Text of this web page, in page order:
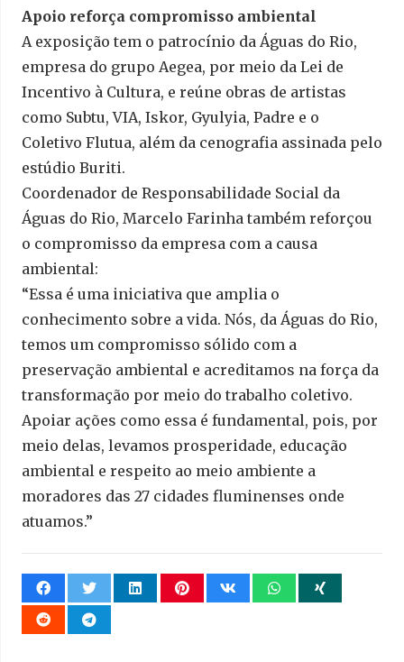
Apoio reforça compromisso ambiental
A exposição tem o patrocínio da Águas do Rio,
empresa do grupo Aegea, por meio da Lei de
Incentivo à Cultura, e reúne obras de artistas
como Subtu, VIA, Iskor, Gyulyia, Padre e o
Coletivo Flutua, além da cenografia assinada pelo
estúdio Buriti.
Coordenador de Responsabilidade Social da
Águas do Rio, Marcelo Farinha também reforçou
o compromisso da empresa com a causa
ambiental:
“Essa é uma iniciativa que amplia o
conhecimento sobre a vida. Nós, da Águas do Rio,
temos um compromisso sólido com a
preservação ambiental e acreditamos na força da
transformação por meio do trabalho coletivo.
Apoiar ações como essa é fundamental, pois, por
meio delas, levamos prosperidade, educação
ambiental e respeito ao meio ambiente a
moradores das 27 cidades fluminenses onde
atuamos.”